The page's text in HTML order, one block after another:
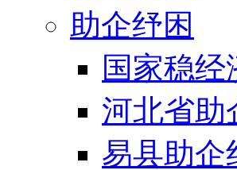
助企纾困
国家稳
河北省助
易县助企